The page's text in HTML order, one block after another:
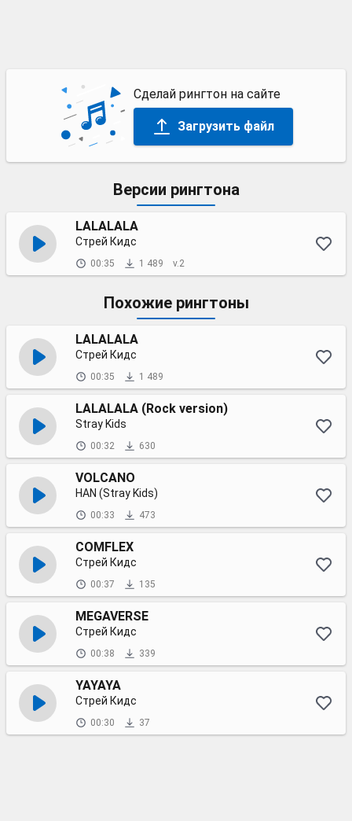
Сделай рингтон на сайте
Загрузить файл
Версии рингтона
LALALALA
Стрей Кидс
00:35 1 489 v.2
Похожие рингтоны
LALALALA
Стрей Кидс
00:35 1 489
LALALALA (Rock version)
Stray Kids
00:32 630
VOLCANO
HAN (Stray Kids)
00:33 473
COMFLEX
Стрей Кидс
00:37 135
MEGAVERSE
Стрей Кидс
00:38 339
YAYAYA
Стрей Кидс
00:30 37